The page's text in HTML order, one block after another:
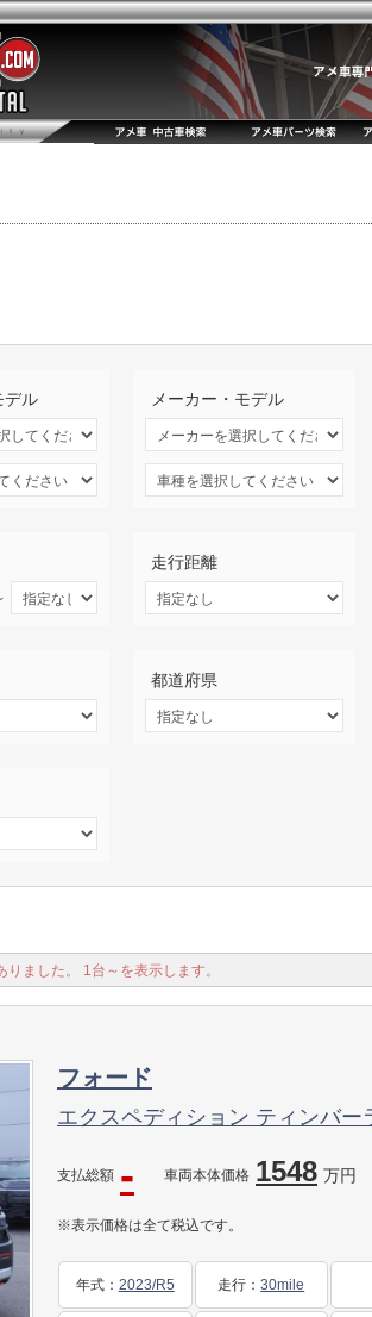
デル メーカー・モデル
走行距離
都道府県
りました。 1台～を表示します。
フォード
エクスペディション ティンバー
支払総額 - 車両本体価格 1548 万円
※表示価格は全て税込です。
年式： 2023/R5 走行 ：30mile